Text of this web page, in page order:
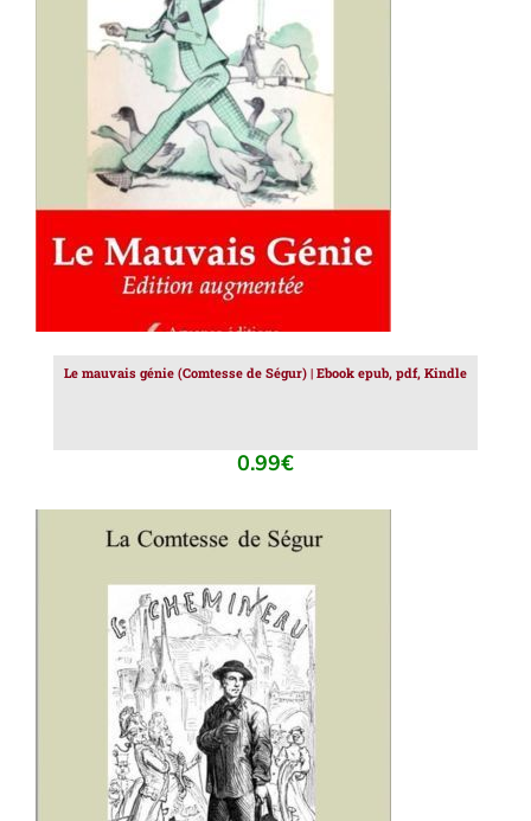
AJOUTER AU PANIER / DÉTAILS
Le mauvais génie (Comtesse de Ségur) | Ebook epub, pdf, Kindle
0.99€
AJOUTER AU PANIER / DÉTAILS